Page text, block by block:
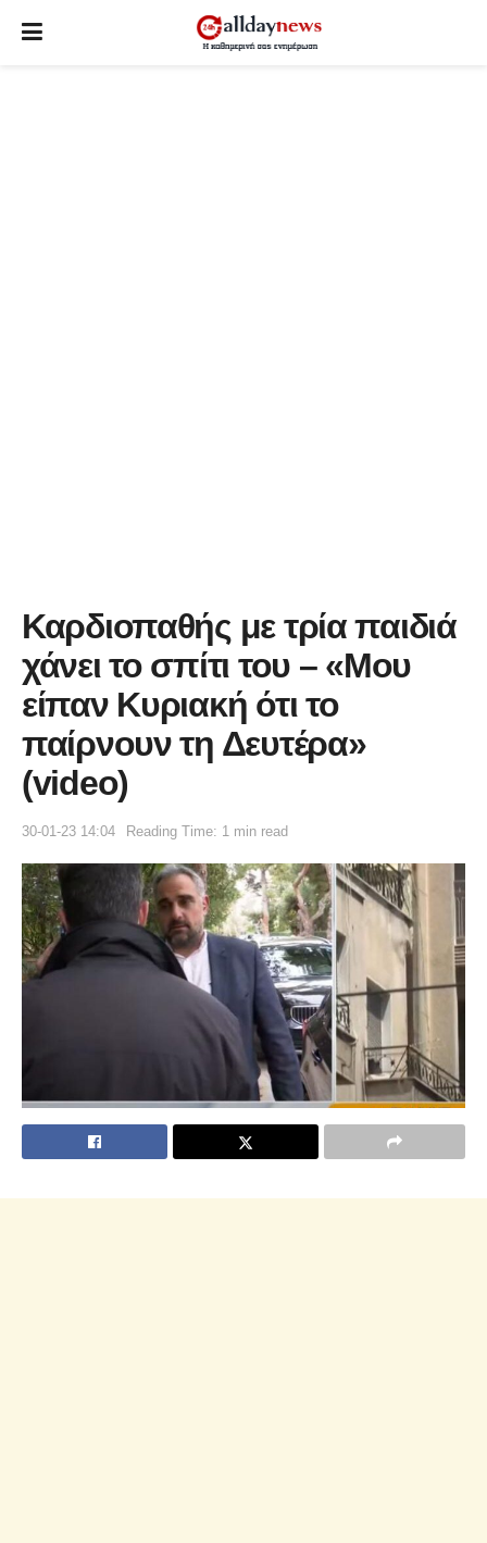
Καρδιοπαθής με τρία παιδιά
χάνει το σπίτι του – «Μου
είπαν Κυριακή ότι το
παίρνουν τη Δευτέρα»
(video)
30-01-23 14:04 Reading Time: 1 min read